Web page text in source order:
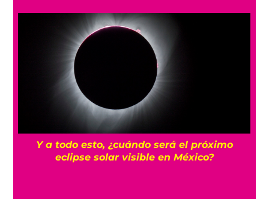
Y a todo esto, ¿cuándo será el próximo
eclipse solar visible en México?